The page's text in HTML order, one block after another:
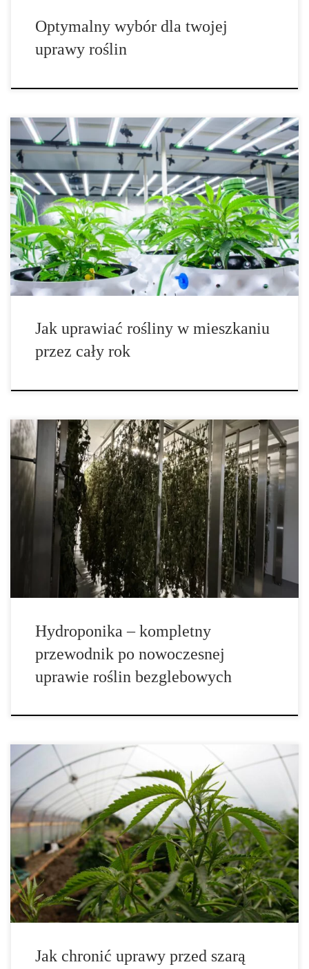
Optymalny wybór dla twojej
uprawy roślin
Ogrodnictwo domowe – pełny poradnik, jak uprawiać rośliny w
mieszkaniu przez cały rok Ogrodnictwo domowe to sposób na
stworzenie zielonej przestrzeni w samym sercu Twojego
mieszkania. Nawet jeśli nie masz ogrodu ani działki, możesz
cieszyć się świeżymi ziołami, warzywami i kwiatami przez cały
rok. Uprawa roślin w domu nie tylko […]
Jak uprawiać rośliny w mieszkaniu
przez cały rok
Hydroponika – kompletny przewodnik po nowoczesnej uprawie
roślin bezglebowych Wprowadzenie do upraw hydroponicznych
Hydroponika to innowacyjna metoda ogrodnicza, która pozwala na
uprawę roślin bez użycia tradycyjnej gleby. Zamiast tego rośliny
czerpią składniki pokarmowe bezpośrednio z roztworów wodnych
zawierających idealnie zbilansowaną mieszankę makro- i
mikroelementów. Dzięki temu ogrodnik zyskuje pełną kontrolę
Hydroponika – kompletny
przewodnik po nowoczesnej
uprawie roślin bezglebowych
Gnicie pąków (Botrytis) – jak chronić uprawy przed szarą pleśnią
Gnicie pąków, wywoływane przez grzyb Botrytis cinerea, to jedna
z najgroźniejszych chorób roślin w uprawach indoor i outdoor.
Patogen ten, zwany także pleśnią pąkową, potrafi w ciągu kilku
dni zniszczyć cały plon. Jeśli chcesz uniknąć strat, musisz
wiedzieć, jak rozpoznać […]
Jak chronić uprawy przed szarą